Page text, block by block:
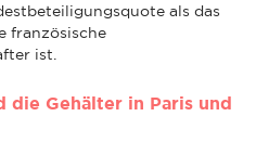
als das
französische
ist.
die Gehälter in Paris und